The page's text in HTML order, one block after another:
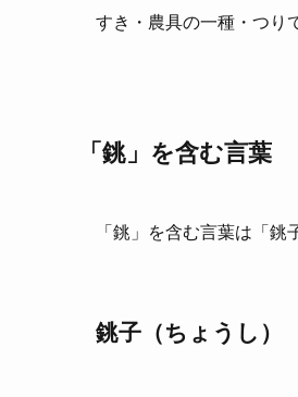
すき・農具の一種・つり
「銚」を含む言葉
「銚」を含む言葉は「銚
銚子（ちょうし）